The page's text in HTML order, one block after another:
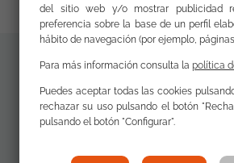
Documentos
adicionales
de
del sitio web y/o mostrar publicidad
preferencia sobre la base de un perfil
hábito de navegación (por ejemplo,
Para más información consulta la política
Puedes aceptar todas las cookies
rechazar su uso pulsando el botón
pulsando el botón "Configurar".